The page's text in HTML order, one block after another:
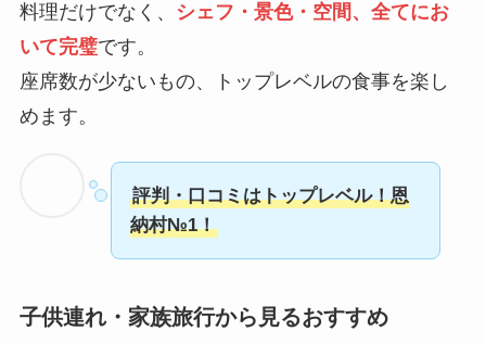
料理だけでなく、
シェフ・景色・空間、全てにお
いて完璧です。
座席数が少ないもの、トップレベルの食事を楽し
めます。
評判・口コミはトップレベル！恩
納村№1！
子供連れ・家族旅行から見るおすすめ